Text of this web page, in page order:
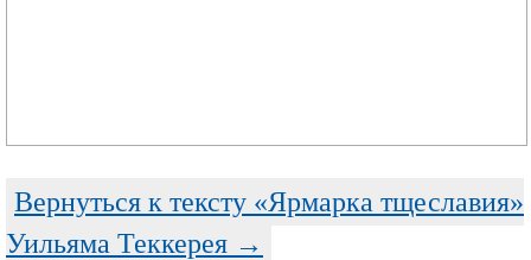
Вернуться к тексту «Ярмарка тщеславия»
Уильяма Теккерея →